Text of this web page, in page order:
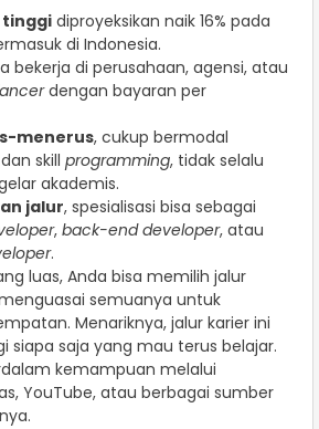
tinggidiproyeksikan naik 16% pada
di Indonesia.
bekerja di perusahaan, agensi, atau
dengan bayaran per
menerus, cukup bermodal
skill programming, tidak selalu
akademis.
jalur, spesialisasi bisa sebagai
, back-end developer, atau
.
luas, Anda bisa memilih jalur
semuanya untuk
Menariknya, jalur karier ini
siapa saja yang mau terus belajar.
kemampuan melalui
YouTube, atau berbagai sumber